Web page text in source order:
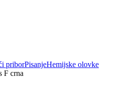
priborPisanjeHemijske olovke
F crna